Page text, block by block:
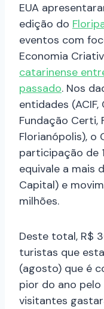
EUA
edição do
eventos com
Economia
catarinense
passado. Nos
entidades (ACIF,
Fundação Certi,
Florianópolis), o
participação de
equivale a mais
Capital) e
milhões.
Deste total, R$
turistas que
(agosto) que é
pior do ano pelo
visitantes